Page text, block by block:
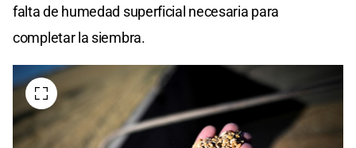
falta de humedad superficial necesaria para
completar la siembra.